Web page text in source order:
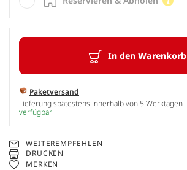
In den Warenkorb
Paketversand
Lieferung spätestens innerhalb von 5 Werktagen
verfügbar
WEITEREMPFEHLEN
DRUCKEN
MERKEN